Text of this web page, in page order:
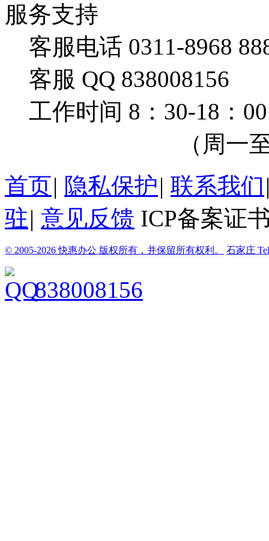
服务支持
客服电话 0311-8968
客服 QQ 838008156
工作时间 8：30-18：00
（周一至周
首页| 隐私保护| 联系我们
驻| 意见反馈 ICP备案证
© 2005-2026 快惠办公 版权所有，并保留所有权利。 石家庄
838008156